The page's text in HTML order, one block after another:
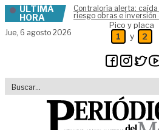
Skip to content
ÚLTIMA
HORA
Contraloría alerta:
riesgo obras e inversión
Jue, 6 agosto 2026
Pico y placa
1 y 2